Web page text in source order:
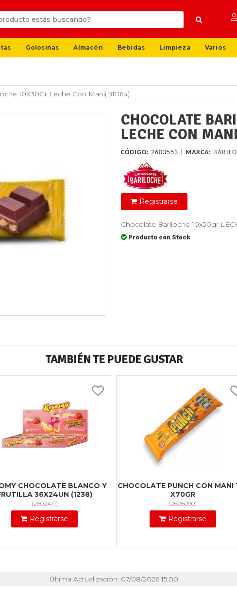
Golosinas Almacén Bebidas Limpieza Varios
10X30Gr Leche Con Mani(B11164)
CHOCOLATE
LECHE CON
CÓDIGO: 2603553 | MARCA:
Registrarse
Chocolate Bariloche 10x30gr
Producto con Stock
TAMBIÉN TE PUEDE GUSTAR
CHOCOLATE BLANCO Y
36X24UN (1238)
(2602471)
Registrarse
CHOCOLATE PUNCH CON MANI
X70GR
(2606090)
Registrarse
Última Actualización: 07/08/2026 15:00